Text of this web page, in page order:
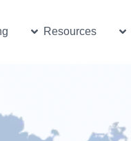
Open Use Cases
Resources